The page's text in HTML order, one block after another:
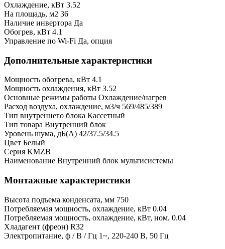
Охлаждение, кВт 3.52
На площадь, м2 36
Наличие инвертора Да
Обогрев, кВт 4.1
Управление по Wi-Fi Да, опция
Дополнительные характеристики
Мощность обогрева, кВт 4.1
Мощность охлаждения, кВт 3.52
Основные режимы работы Охлаждение/нагрев
Расход воздуха, охлаждение, м3/ч 569/485/389
Тип внутреннего блока Кассетный
Тип товара Внутренний блок
Уровень шума, дБ(А) 42/37.5/34.5
Цвет Белый
Серия KMZB
Наименование Внутренний блок мультисистемы
Монтажные характеристики
Высота подъема конденсата, мм 750
Потребляемая мощность, охлаждение, кВт 0.04
Потребляемая мощность, охлаждение, кВт, ном. 0.04
Хладагент (фреон) R32
Электропитание, ф / В / Гц 1~, 220-240 В, 50 Гц